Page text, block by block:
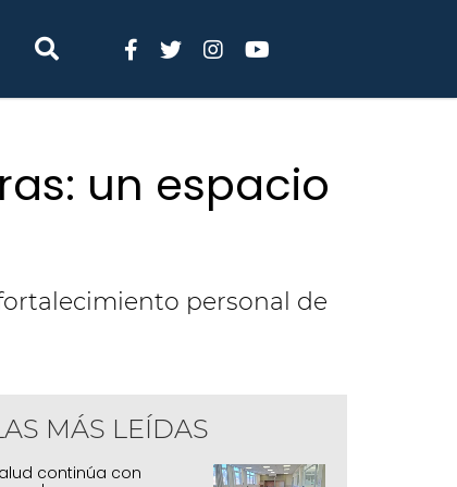
un espacio
personal de
MÁS LEÍDAS
continúa con